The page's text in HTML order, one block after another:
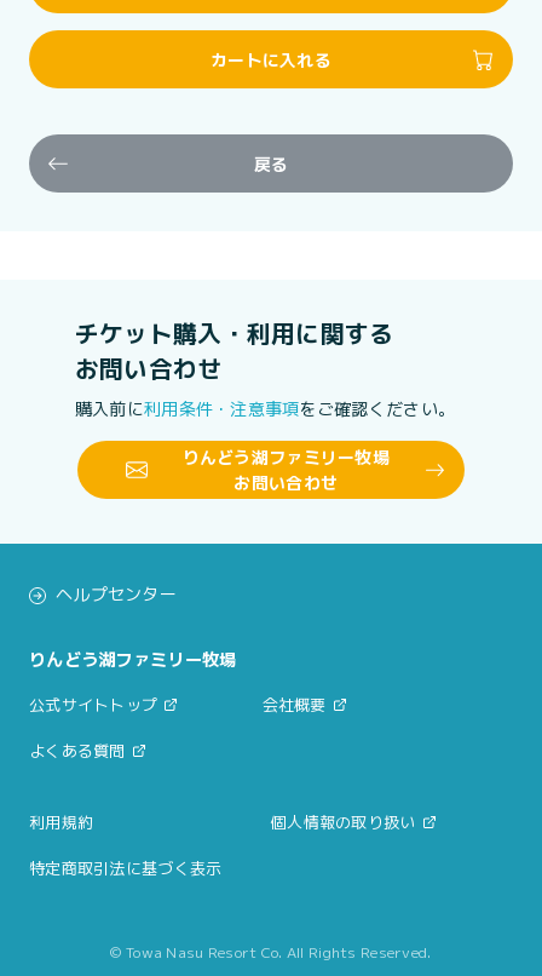
カートに入れる
戻る
チケット購入・利用に関する
お問い合わせ
購入前に利用条件・注意事項をご確認ください。
りんどう湖ファミリー牧場
お問い合わせ
ヘルプセンター
りんどう湖ファミリー牧場
公式サイトトップ 会社概要
よくある質問
利用規約 個人情報の取り扱い
特定商取引法に基づく表示
© Towa Nasu Resort Co. All Rights Reserved.